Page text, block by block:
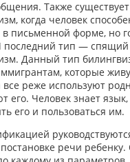
Также
когда человек
в письменной форме, но
последний тип —
Данный тип
которые
все реже используют
его. Человек знает
его и пользоваться им.
речи